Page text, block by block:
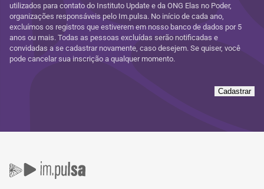
utilizados para contato do Instituto Update e da ONG Elas no Poder,
organizações responsáveis pelo Im.pulsa. No início de cada ano,
excluímos os registros que estiverem em nosso banco de dados por 5
anos ou mais. Todas as pessoas excluídas serão notificadas e
convidadas a se cadastrar novamente, caso desejem. Se quiser, você
pode cancelar sua inscrição a qualquer momento.
Cadastrar